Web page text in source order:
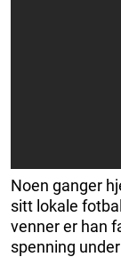
Noen ganger
sitt lokale
venner er han
spenning